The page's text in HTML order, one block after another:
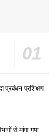
प्रबंधन प्रशिक्षण
से मांगा गया